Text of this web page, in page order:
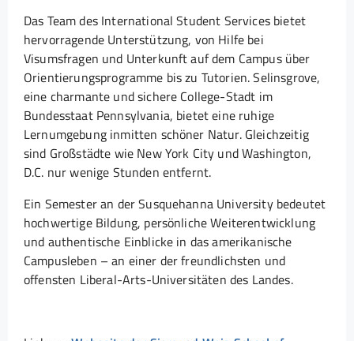
Das Team des International Student Services bietet
hervorragende Unterstützung, von Hilfe bei
Visumsfragen und Unterkunft auf dem Campus über
Orientierungsprogramme bis zu Tutorien. Selinsgrove,
eine charmante und sichere College-Stadt im
Bundesstaat Pennsylvania, bietet eine ruhige
Lernumgebung inmitten schöner Natur. Gleichzeitig
sind Großstädte wie New York City und Washington,
D.C. nur wenige Stunden entfernt.
Ein Semester an der Susquehanna University bedeutet
hochwertige Bildung, persönliche Weiterentwicklung
und authentische Einblicke in das amerikanische
Campusleben – an einer der freundlichsten und
offensten Liberal-Arts-Universitäten des Landes.